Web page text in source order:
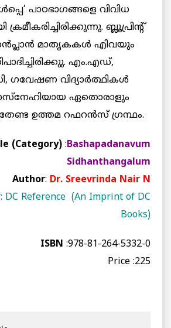
പാഠഭാഗങ്ങളെ വിവിധ
ക്രമീകരിച്ചിരിക്കുന്നു. ബ്ലൂപ്രിന്റ്
മാതൃകകള്‍ എിവയും
എം.എഡ്,
ഗവേഷണ വിദ്യാര്‍ത്ഥികള്‍
ഏതൊരാളും
ഉത്തമ റഫറന്‍സ് ഗ്രന്ഥം.
(Category) :Bashapadanavum
Sidhanthangalum
Author: Dr. Sreevrinda Nair N
DC Reference (An Imprint of DC
Books)
ISBN :978-81-264-5332-0
Price :225